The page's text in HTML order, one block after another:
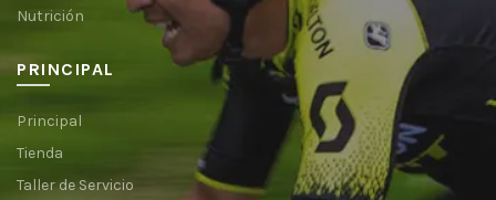
Nutrición
PRINCIPAL
Principal
Tienda
Taller de Servicio